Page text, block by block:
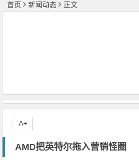
首页 新闻动态 正文
AMD把英特尔拖入营销怪圈
A+